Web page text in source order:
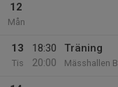
12
Mån
13
Tis
18:30
20:00
Träning
Mässhallen B